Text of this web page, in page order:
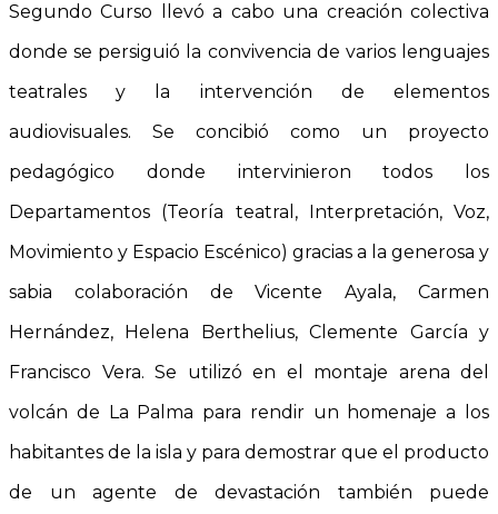
Segundo Curso llevó a cabo una creación colectiva
donde se persiguió la convivencia de varios lenguajes
teatrales y la intervención de elementos
audiovisuales. Se concibió como un proyecto
pedagógico donde intervinieron todos los
Departamentos (Teoría teatral, Interpretación, Voz,
Movimiento y Espacio Escénico) gracias a la generosa y
sabia colaboración de Vicente Ayala, Carmen
Hernández, Helena Berthelius, Clemente García y
Francisco Vera. Se utilizó en el montaje arena del
volcán de La Palma para rendir un homenaje a los
habitantes de la isla y para demostrar que el producto
de un agente de devastación también puede